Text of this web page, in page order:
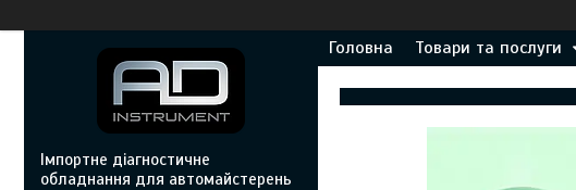
Головна Товари та послуги
Імпортне діагностичне
обладнання для автомайстерень